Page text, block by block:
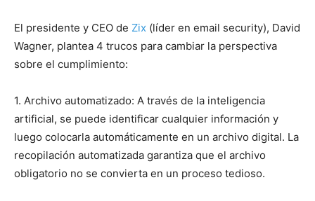
El presidente y CEO de Zix (líder en email security), David
Wagner, plantea 4 trucos para cambiar la perspectiva
sobre el cumplimiento:
1. Archivo automatizado: A través de la inteligencia
artificial, se puede identificar cualquier información y
luego colocarla automáticamente en un archivo digital. La
recopilación automatizada garantiza que el archivo
obligatorio no se convierta en un proceso tedioso.